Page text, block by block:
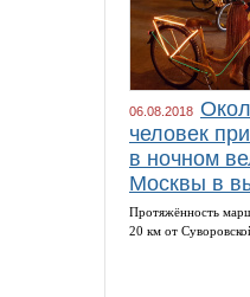
06.08.2018
человек
в ночном
Москвы в
Протяжённость
20 км от